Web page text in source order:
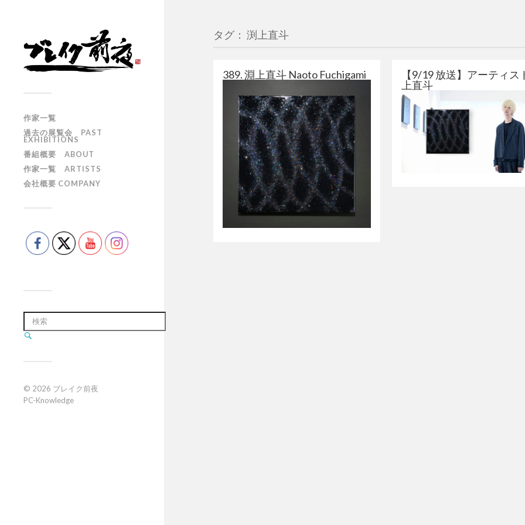
作家一覧
過去の展覧会 PAST
EXHIBITIONS
番組概要 ABOUT
作家一覧 ARTISTS
会社概要 COMPANY
© 2026 ブレイク前夜
PC-Knowledge
タグ： 渕上直斗
389. 淵上直斗 Naoto Fuchigami
【9/19 放送】アーティス
上直斗